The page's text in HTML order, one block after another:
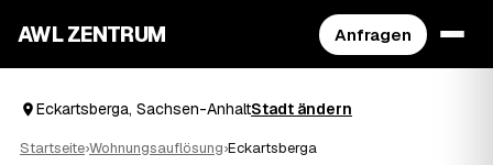
AWL ZENTRUM Anfragen
Eckartsberga, Sachsen-AnhaltStadt ändern
Startseite›Wohnungsauflösung›Eckartsberga